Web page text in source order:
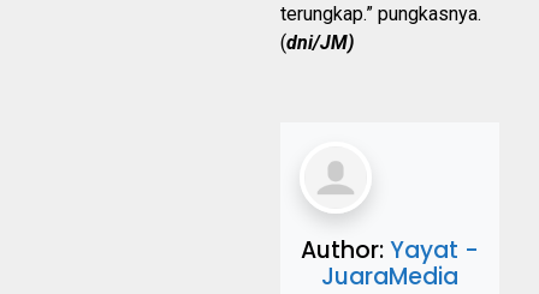
terungkap.” pungkasnya.
(dni/JM)
Author:Yayat -
JuaraMedia